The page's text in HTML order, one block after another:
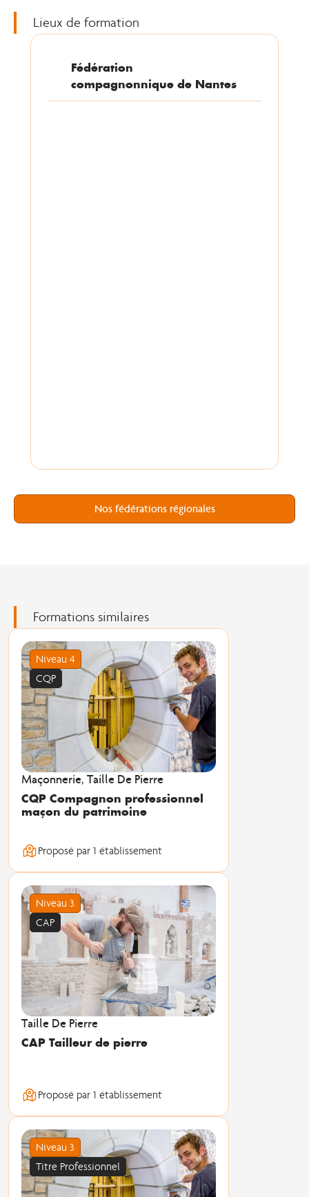
Lieux de formation
Fédération
compagnonnique de Nantes
Nos fédérations régionales
Formations similaires
Niveau 4
CQP
Maçonnerie, Taille De Pierre
CQP Compagnon professionnel
maçon du patrimoine
Proposé par 1 établissement
Niveau 3
CAP
Taille De Pierre
CAP Tailleur de pierre
Proposé par 1 établissement
Niveau 3
Titre Professionnel